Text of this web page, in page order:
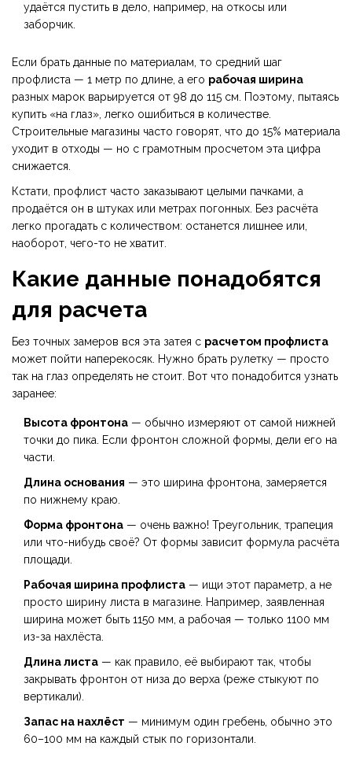
удаётся пустить в дело, например, на откосы или
заборчик.
Если брать данные по материалам, то средний шаг
профлиста — 1 метр по длине, а его рабочая ширина
разных марок варьируется от 98 до 115 см. Поэтому, пытаясь
купить «на глаз», легко ошибиться в количестве.
Строительные магазины часто говорят, что до 15% материала
уходит в отходы — но с грамотным просчетом эта цифра
снижается.
Кстати, профлист часто заказывают целыми пачками, а
продаётся он в штуках или метрах погонных. Без расчёта
легко прогадать с количеством: останется лишнее или,
наоборот, чего-то не хватит.
Какие данные понадобятся
для расчета
Без точных замеров вся эта затея с расчетом профлиста
может пойти наперекосяк. Нужно брать рулетку — просто
так на глаз определять не стоит. Вот что понадобится узнать
заранее:
Высота фронтона — обычно измеряют от самой нижней
точки до пика. Если фронтон сложной формы, дели его на
части.
Длина основания — это ширина фронтона, замеряется
по нижнему краю.
Форма фронтона — очень важно! Треугольник, трапеция
или что-нибудь своё? От формы зависит формула расчёта
площади.
Рабочая ширина профлиста — ищи этот параметр, а не
просто ширину листа в магазине. Например, заявленная
ширина может быть 1150 мм, а рабочая — только 1100 мм
из-за нахлёста.
Длина листа — как правило, её выбирают так, чтобы
закрывать фронтон от низа до верха (реже стыкуют по
вертикали).
Запас на нахлёст — минимум один гребень, обычно это
60–100 мм на каждый стык по горизонтали.